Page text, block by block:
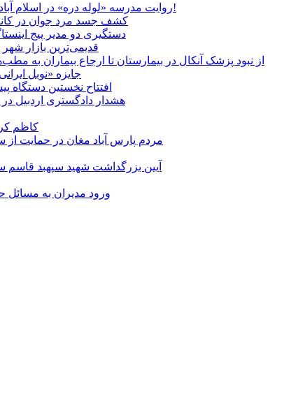
روایت مدرسه «لوله دره» در اسلام آبادمغان که شبیه مدارس جنگ زده است!
کشف جسد مرد جوان در
دستگیری دو مدیر پیج
قدیمی‌ترین بازار
از نبود پزشک آنکال در بیمارستان تا ارجاع بیماران
جایزه «نوبل
افتتاح نخستین دستگاه
هشدار دادگستری اردبیل
کاظم
مردم پارس آباد مغان در حمایت از
آیین بزرگداشت شهید سپهبد قاسم
ورود مدیران به مسائل